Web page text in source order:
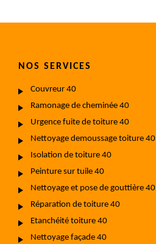
NOS SERVICES
Couvreur 40
Ramonage de cheminée 40
Urgence fuite de toiture 40
Nettoyage demoussage toiture 40
Isolation de toiture 40
Peinture sur tuile 40
Nettoyage et pose de gouttière 40
Réparation de toiture 40
Etanchéité toiture 40
Nettoyage façade 40